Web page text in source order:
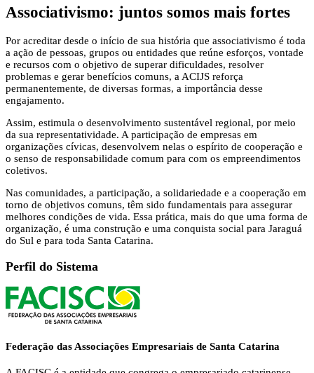
Associativismo: juntos somos mais fortes
Por acreditar desde o início de sua história que associativismo é toda
a ação de pessoas, grupos ou entidades que reúne esforços, vontade
e recursos com o objetivo de superar dificuldades, resolver
problemas e gerar benefícios comuns, a ACIJS reforça
permanentemente, de diversas formas, a importância desse
engajamento.
Assim, estimula o desenvolvimento sustentável regional, por meio
da sua representatividade. A participação de empresas em
organizações cívicas, desenvolvem nelas o espírito de cooperação e
o senso de responsabilidade comum para com os empreendimentos
coletivos.
Nas comunidades, a participação, a solidariedade e a cooperação em
torno de objetivos comuns, têm sido fundamentais para assegurar
melhores condições de vida. Essa prática, mais do que uma forma de
organização, é uma construção e uma conquista social para Jaraguá
do Sul e para toda Santa Catarina.
Perfil do Sistema
Federação das Associações Empresariais de Santa Catarina